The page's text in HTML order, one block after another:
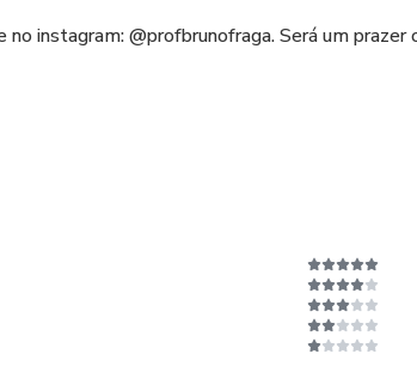
instagram: @profbrunofraga. Será um prazer